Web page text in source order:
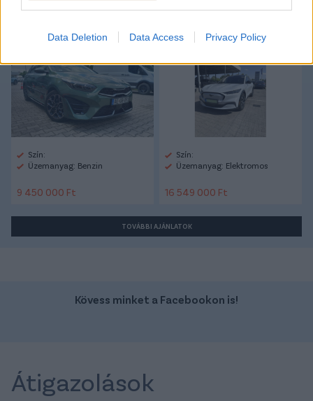
Data Deletion Data Access Privacy Policy
Kia Cee'd
Szín:
Üzemanyag: Benzin
9 450 000 Ft
Ford Mustang Mach-e
Szín:
Üzemanyag: Elektromos
16 549 000 Ft
TOVÁBBI AJÁNLATOK
Kövess minket a Facebookon is!
Átigazolások